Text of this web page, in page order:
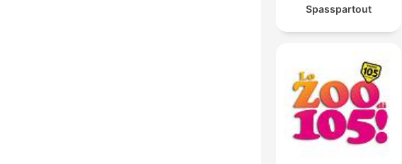
Spasspartout